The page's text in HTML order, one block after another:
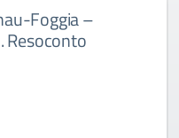
Foggia –